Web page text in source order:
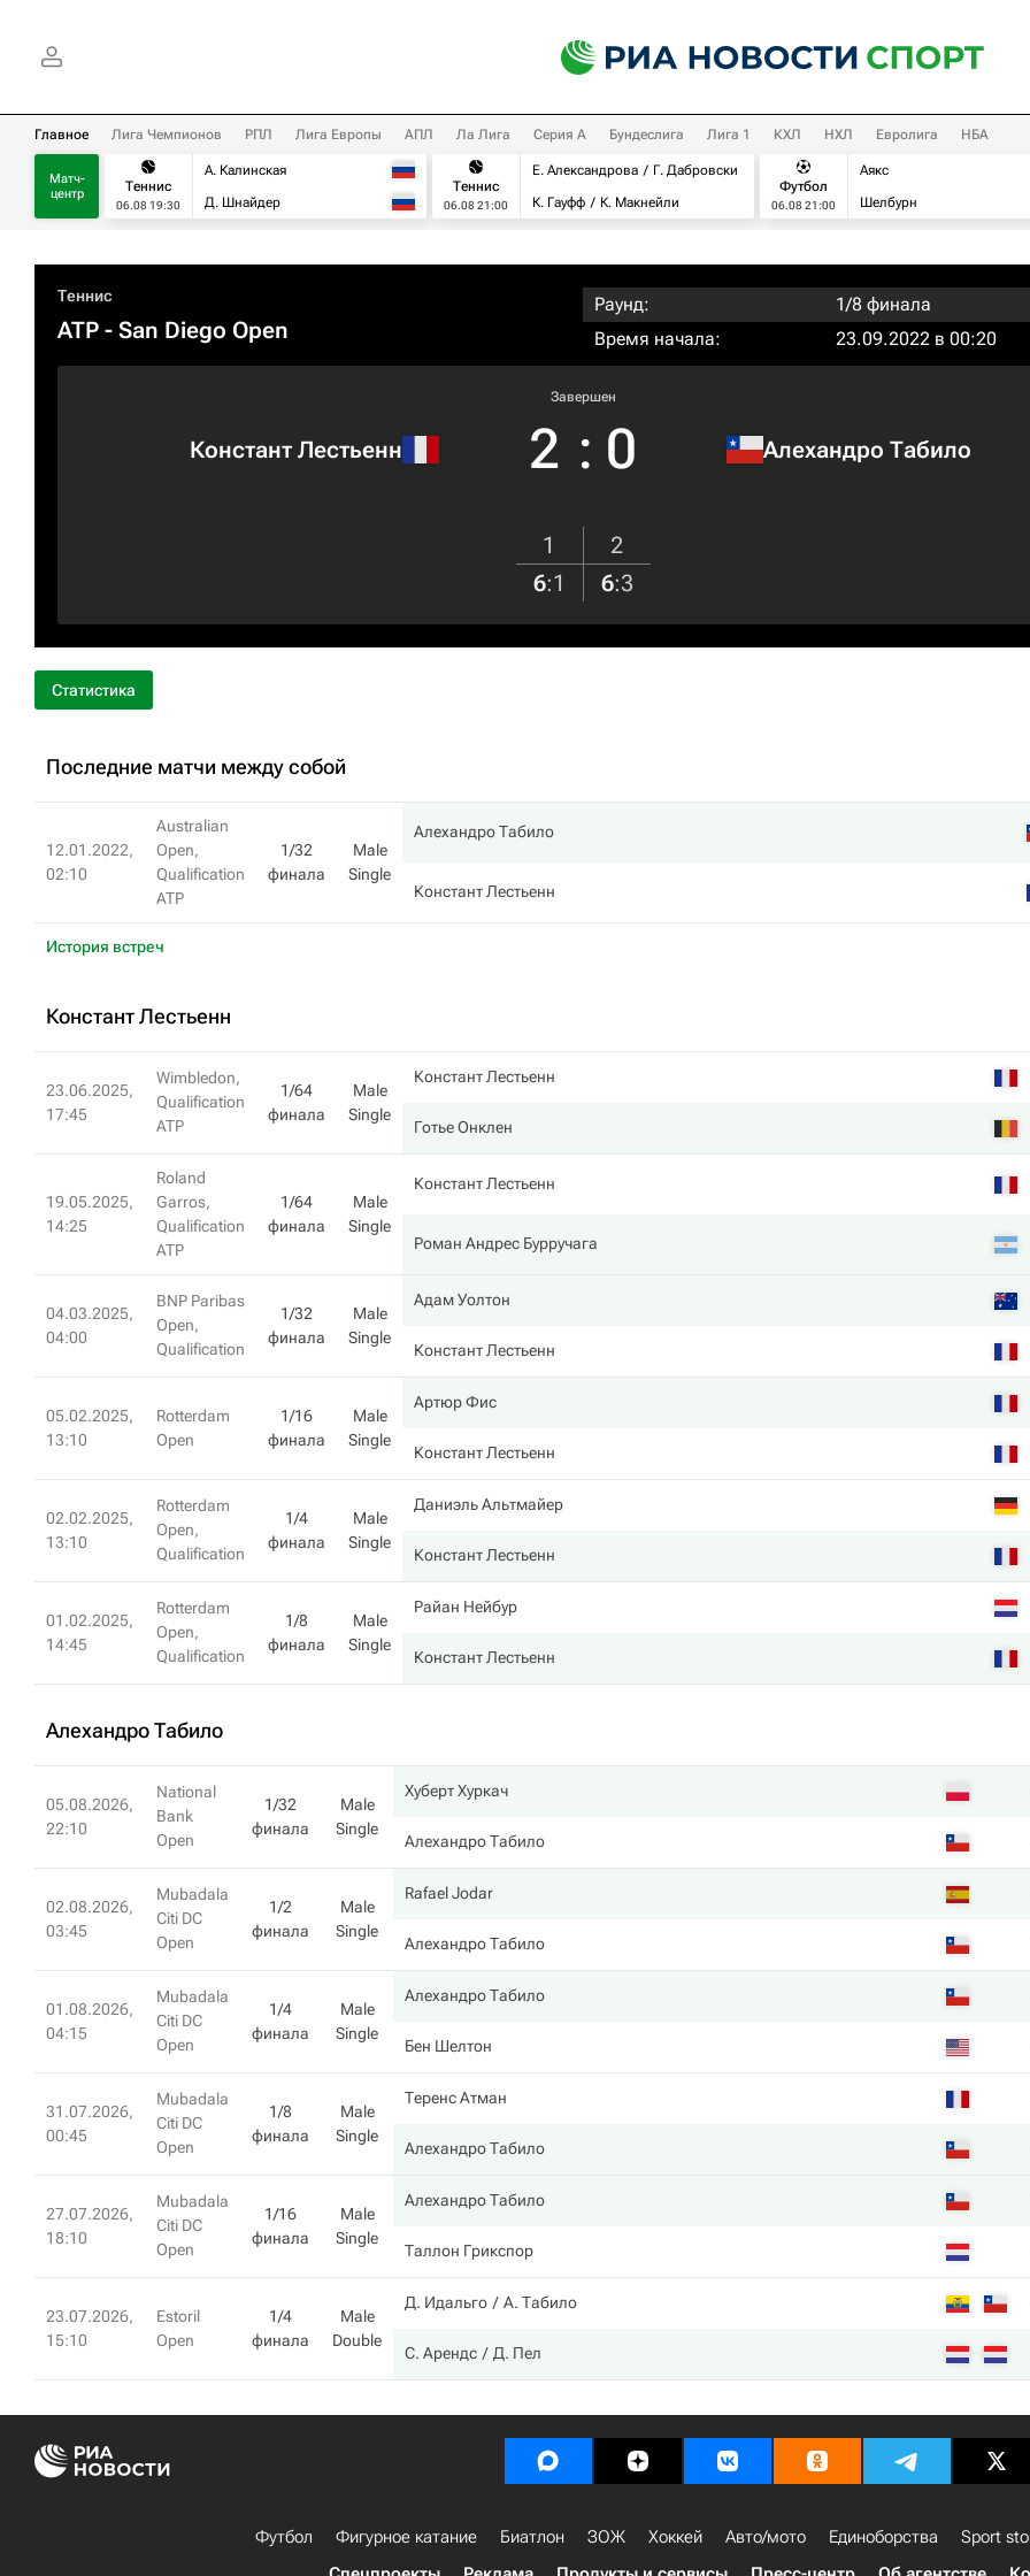
Главное Лига Чемпионов РПЛ Лига Европы АПЛ Ла Лига Серия А Бундеслига Лига 1 КХЛ НХЛ Евролига НБА
Матч-
центр
Теннис
06.08 19:30
А. Калинская
Д. Шнайдер
Теннис
06.08 21:00
Е. Александрова
Г. Дабровски
К. Гауфф
К. Макнейли
Футбол
06.08 21:00
Аякс
Шелбурн
Теннис
ATP - San Diego Open
Раунд:
1/8 финала
Время начала:
23.09.2022 в 00:20
Констант Лестьенн
Завершен
2 : 0 Алехандро Табило
1
2
6:1 6:3
Статистика
Последние матчи между собой
12.01.2022,
02:10
Australian
Open,
Qualification
ATP
1/32
финала
Male
Single
Алехандро Табило
Констант Лестьенн
История встреч
Констант Лестьенн
23.06.2025,
17:45
Wimbledon,
Qualification
ATP
1/64
финала
Male
Single
Констант Лестьенн
Готье Онклен
19.05.2025,
14:25
Roland
Garros,
Qualification
ATP
1/64
финала
Male
Single
Констант Лестьенн
Роман Андрес Бурручага
04.03.2025,
04:00
BNP Paribas
Open,
Qualification
1/32
финала
Male
Single
Адам Уолтон
Констант Лестьенн
05.02.2025,
13:10
Rotterdam
Open
1/16
финала
Male
Single
Артюр Фис
Констант Лестьенн
02.02.2025,
13:10
Rotterdam
Open,
Qualification
1/4
финала
Male
Single
Даниэль Альтмайер
Констант Лестьенн
01.02.2025,
14:45
Rotterdam
Open,
Qualification
1/8
финала
Male
Single
Райан Нейбур
Констант Лестьенн
Алехандро Табило
05.08.2026,
22:10
National
Bank
Open
1/32
финала
Male
Single
Хуберт Хуркач
Алехандро Табило
02.08.2026,
03:45
Mubadala
Citi DC
Open
1/2
финала
Male
Single
Rafael Jodar
Алехандро Табило
01.08.2026,
04:15
Mubadala
Citi DC
Open
1/4
финала
Male
Single
Алехандро Табило
Бен Шелтон
31.07.2026,
00:45
Mubadala
Citi DC
Open
1/8
финала
Male
Single
Теренс Атман
Алехандро Табило
27.07.2026,
18:10
Mubadala
Citi DC
Open
1/16
финала
Male
Single
Алехандро Табило
Таллон Грикспор
23.07.2026,
15:10
Estoril
Open
1/4
финала
Male
Double
Д. Идальго А. Табило
С. Арендс Д. Пел
Футбол Фигурное катание Биатлон ЗОЖ Хоккей Авто/мото Единоборства Sport